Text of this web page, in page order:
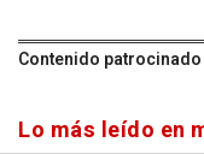
Contenido patrocinado
Lo más leído en